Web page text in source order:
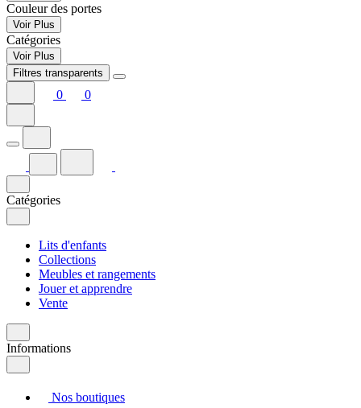
Couleur des portes
Voir Plus
Catégories
Voir Plus
Filtres transparents
0 0
Catégories
Lits d'enfants
Collections
Meubles et rangements
Jouer et apprendre
Vente
Informations
Nos boutiques